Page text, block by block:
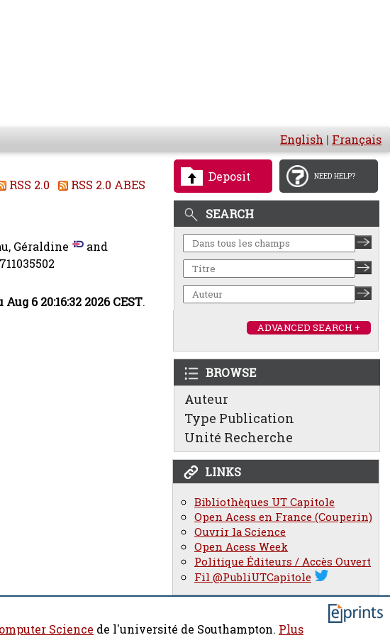
English | Français
Deposit NEED HELP?
SEARCH
ADVANCED SEARCH +
BROWSE
Auteur
Type Publication
Unité Recherche
LINKS
Bibliothèques UT Capitole
Open Acess en France (Couperin)
Ouvrir la Science
Open Acess Week
Politique Éditeurs / Accès Ouvert
Fil @PubliUTCapitole
RSS 2.0 RSS 2.0 ABES
Géraldine
and
Aug 6 20:16:32 2026 CEST.
Science de l'université de Southampton. Plus